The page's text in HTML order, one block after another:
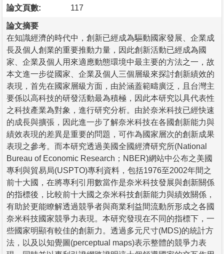
論文頁數: 117
論文摘要
在知識經濟的時代中，創新已經成為驅動國家發展、企業成
長及個人創業的重要推動力量，因此創新活動已經成為國
家、企業及個人用來適應動態環境中最主要的方法之一，故
本文進一步從國家、企業及個人三個層級來探討創新績效的
表現，首先在國家層級方面，由於涵蓋範疇廣泛，且台灣主
要係以高科技的研發活動最為積極，因此本研究以具代表性
之科技產業為對象，進行研究分析。由於奈米科技已經快速
的成長與擴張，因此進一步了解奈米科技在各國創新能力與
績效表現的差異是重要的問題，可作為國家層次的創新成果
表現之參考。而本研究透過美國全國經濟研究所(National
Bureau of Economic Research；NBER)網站中公布之美國
專利與貿易局(USPTO)專利資料，包括1976至2002年間之
前十大國，在將專利引用數當作是奈米科技發展與創新關係
的指標後，比較前十大國之奈米科技創新能力與績效關係，
有助於更能瞭解透過競爭者與商業利益間流動所形成之各國
奈米科技國家競爭力表現。本研究發現在不同的指標下，一
些國家明顯有較佳的創新力。透過多元尺寸(MDS)的統計方
法，以及以知覺圖(perceptual maps)表示整體的競爭力表